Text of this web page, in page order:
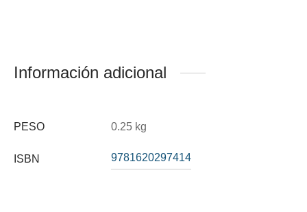
Información adicional
PESO 0.25 kg
ISBN 9781620297414